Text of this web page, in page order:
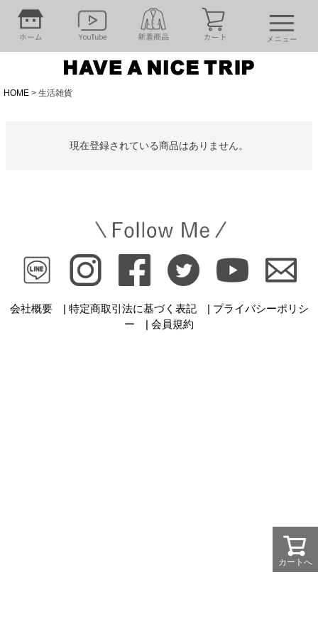
HOME 生活雑貨
現在登録されている商品はありません。
カートへ
会社概要 | 特定商取引法に基づく表記 | プライバシーポリシ
ー | 会員規約